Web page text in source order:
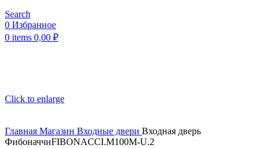
Search
0 Избранное
0 items 0,00 ₽
Click to enlarge
Главная Магазин Входные двери Входная дверь
ФибоначчиFIBONACCI.M100M-U.2